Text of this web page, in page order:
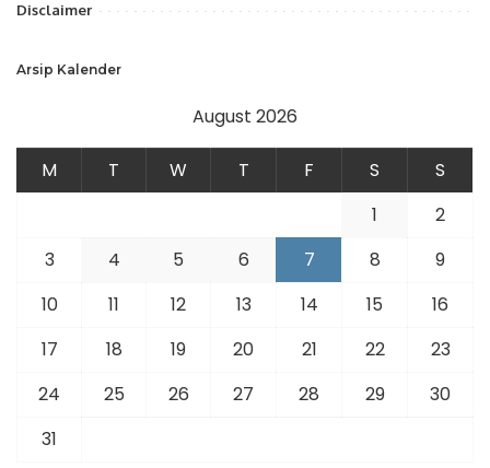
Disclaimer
Arsip Kalender
August 2026
M T W T F S
S
1
2
3
4 5 6 7 8
9
10
11 12 13 14 15
16
17
18 19 20 21 22
23
24
25 26 27 28 29
30
31